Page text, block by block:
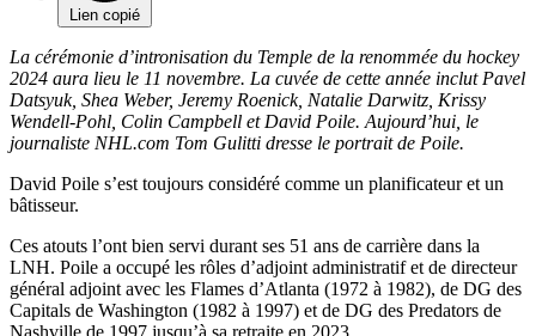
Lien copié
La cérémonie d’intronisation du Temple de la renommée du hockey
2024 aura lieu le 11 novembre. La cuvée de cette année inclut Pavel
Datsyuk, Shea Weber, Jeremy Roenick, Natalie Darwitz, Krissy
Wendell-Pohl, Colin Campbell et David Poile. Aujourd’hui, le
journaliste NHL.com Tom Gulitti dresse le portrait de Poile.
David Poile s’est toujours considéré comme un planificateur et un
bâtisseur.
Ces atouts l’ont bien servi durant ses 51 ans de carrière dans la
LNH. Poile a occupé les rôles d’adjoint administratif et de directeur
général adjoint avec les Flames d’Atlanta (1972 à 1982), de DG des
Capitals de Washington (1982 à 1997) et de DG des Predators de
Nashville de 1997 jusqu’à sa retraite en 2023.